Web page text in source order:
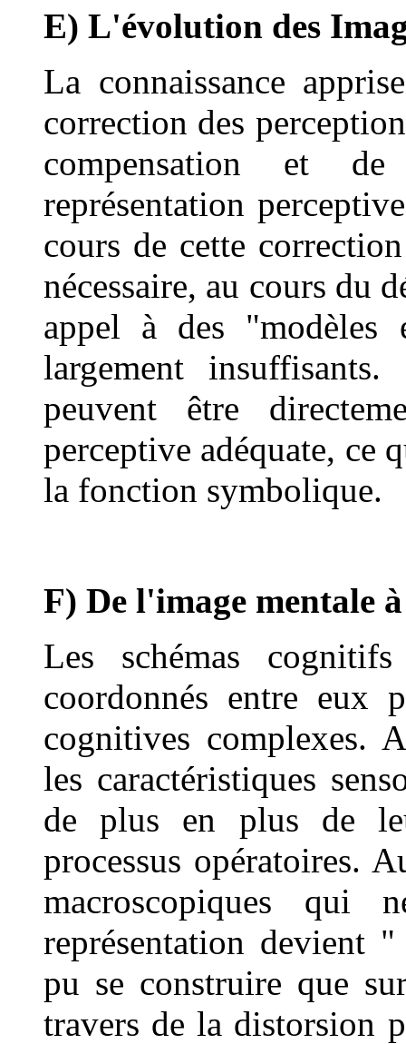
E) L'évolution des
La connaissance
correction des
compensation et
représentation
cours de cette
nécessaire, au cours du
appel à des "modèles
largement
peuvent être
perceptive adéquate, ce
la fonction symbolique.
F) De l'image mentale
Les schémas
coordonnés entre eux
cognitives complexes.
les caractéristiques
de plus en plus de
processus opératoires.
macroscopiques
représentation devient
pu se construire que
travers de la distorsion